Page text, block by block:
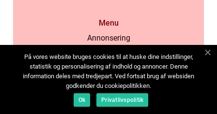
Menu
Annonsering
Cookies
Kontakta oss
Sitemap
På vores website bruges cookies til at huske dine indstillinger,
statistik og personalisering af indhold og annoncer. Denne
information deles med tredjepart. Ved fortsat brug af websiden
godkender du cookiepolitikken.
Ok Privatlivspolitik